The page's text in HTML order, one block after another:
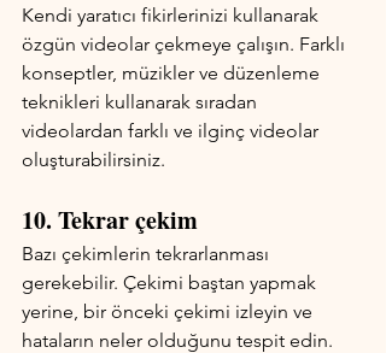
Kendi yaratıcı fikirlerinizi kullanarak
özgün videolar çekmeye çalışın. Farklı
konseptler, müzikler ve düzenleme
teknikleri kullanarak sıradan
videolardan farklı ve ilginç videolar
oluşturabilirsiniz.
10. Tekrar çekim
Bazı çekimlerin tekrarlanması
gerekebilir. Çekimi baştan yapmak
yerine, bir önceki çekimi izleyin ve
hataların neler olduğunu tespit edin.